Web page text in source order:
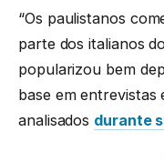
“Os paulistanos
parte dos italianos
popularizou bem
base em
analisados durante